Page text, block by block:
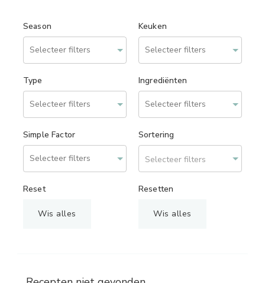
Season Keuken
Type Ingrediënten
Simple Factor Sortering
Selecteer filters
Reset
Wis alles
Resetten
Wis alles